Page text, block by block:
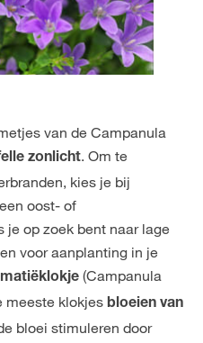
van de Campanula
zonlicht. Om te
kies je bij
oost- of
je op zoek bent naar lage
voor aanplanting in je
(Campanula
meeste klokjes bloeien van
bloei stimuleren door